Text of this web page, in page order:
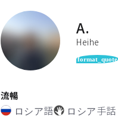
A.
Heihe
format_quote
流暢
ロシア語 ロシア手話